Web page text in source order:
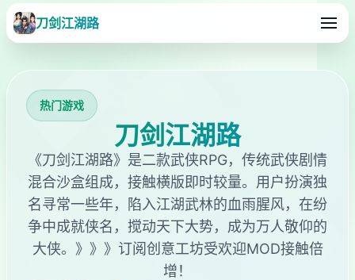
刀剑江湖路
热门游戏
刀剑江湖路
《刀剑江湖路》是二款武侠RPG，传统武侠剧情
混合沙盒组成，接触横版即时较量。用户扮演独
名寻常一些年，陷入江湖武林的血雨腥风，在纷
争中成就侠名，搅动天下大势，成为万人敬仰的
大侠。》》》订阅创意工坊受欢迎MOD接触倍
增！